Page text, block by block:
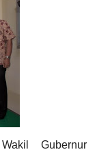
Gubernur